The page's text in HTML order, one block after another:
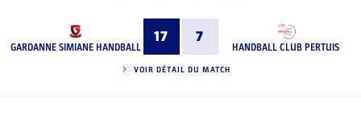
GARDANNE SIMIANE HANDBALL
17 7
HANDBALL CLUB PERTUIS
VOIR DÉTAIL DU MATCH